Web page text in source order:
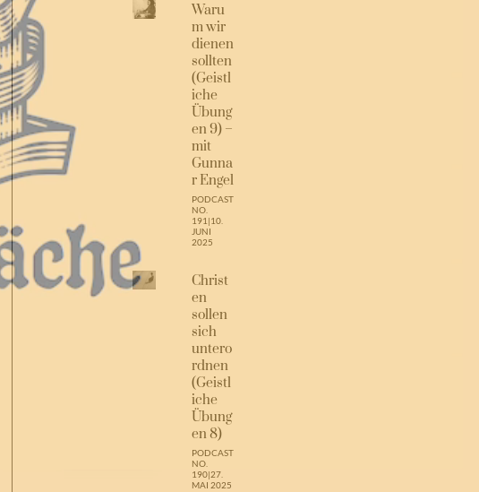
Waru
m wir
dienen
sollten
(Geistl
iche
Übung
en 9) –
mit
Gunna
r Engel
PODCAST
NO.
191 |10.
JUNI
2025
Christ
en
sollen
sich
untero
rdnen
(Geistl
iche
Übung
en 8)
PODCAST
NO.
190|27.
MAI 2025